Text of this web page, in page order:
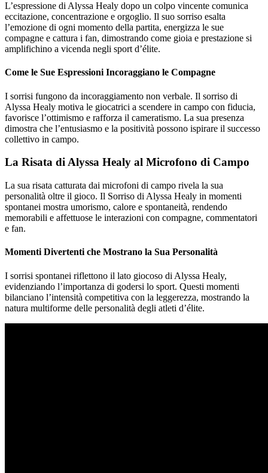
L’espressione di Alyssa Healy dopo un colpo vincente comunica
eccitazione, concentrazione e orgoglio. Il suo sorriso esalta
l’emozione di ogni momento della partita, energizza le sue
compagne e cattura i fan, dimostrando come gioia e prestazione si
amplifichino a vicenda negli sport d’élite.
Come le Sue Espressioni Incoraggiano le Compagne
I sorrisi fungono da incoraggiamento non verbale. Il sorriso di
Alyssa Healy motiva le giocatrici a scendere in campo con fiducia,
favorisce l’ottimismo e rafforza il cameratismo. La sua presenza
dimostra che l’entusiasmo e la positività possono ispirare il successo
collettivo in campo.
La Risata di Alyssa Healy al Microfono di Campo
La sua risata catturata dai microfoni di campo rivela la sua
personalità oltre il gioco. Il Sorriso di Alyssa Healy in momenti
spontanei mostra umorismo, calore e spontaneità, rendendo
memorabili e affettuose le interazioni con compagne, commentatori
e fan.
Momenti Divertenti che Mostrano la Sua Personalità
I sorrisi spontanei riflettono il lato giocoso di Alyssa Healy,
evidenziando l’importanza di godersi lo sport. Questi momenti
bilanciano l’intensità competitiva con la leggerezza, mostrando la
natura multiforme delle personalità degli atleti d’élite.